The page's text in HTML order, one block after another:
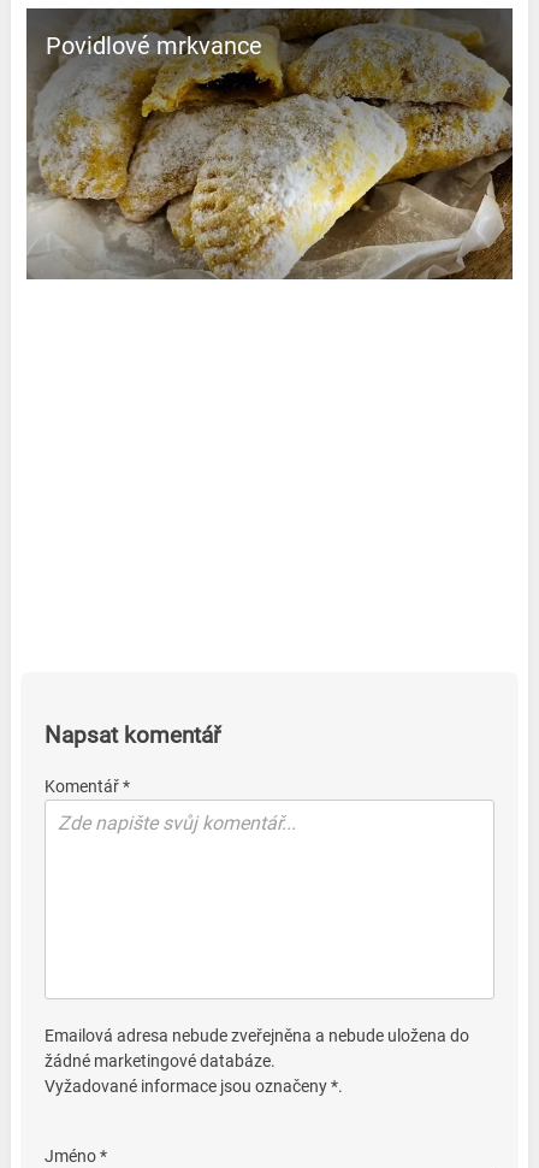
Povidlové mrkvance
Napsat komentář
Komentář *
Emailová adresa nebude zveřejněna a nebude uložena do
žádné marketingové databáze.
Vyžadované informace jsou označeny *.
Jméno *